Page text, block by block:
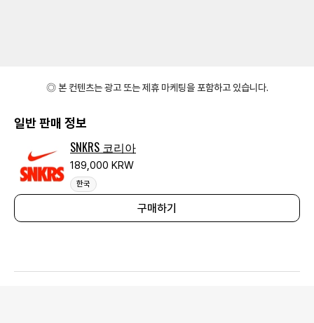
◎ 본 컨텐츠는 광고 또는 제휴 마케팅을 포함하고 있습니다.
일반 판매 정보
SNKRS 코리아
189,000 KRW
한국
구매하기